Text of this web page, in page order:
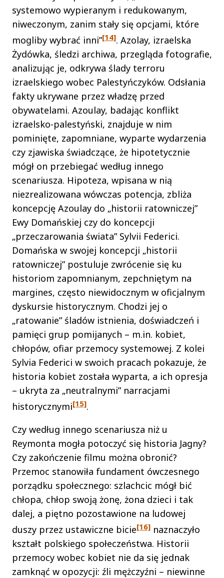
systemowo wypieranym i redukowanym,
niweczonym, zanim stały się opcjami, które
mogliby wybrać inni”[14]. Azolay, izraelska
Żydówka, śledzi archiwa, przegląda fotografie,
analizując je, odkrywa ślady terroru
izraelskiego wobec Palestyńczyków. Odsłania
fakty ukrywane przez władzę przed
obywatelami. Azoulay, badając konflikt
izraelsko-palestyński, znajduje w nim
pominięte, zapomniane, wyparte wydarzenia
czy zjawiska świadczące, że hipotetycznie
mógł on przebiegać według innego
scenariusza. Hipoteza, wpisana w nią
niezrealizowana wówczas potencja, zbliża
koncepcję Azoulay do „historii ratowniczej”
Ewy Domańskiej czy do koncepcji
„przeczarowania świata” Sylvii Federici.
Domańska w swojej koncepcji „historii
ratowniczej” postuluje zwrócenie się ku
historiom zapomnianym, zepchniętym na
margines, często niewidocznym w oficjalnym
dyskursie historycznym. Chodzi jej o
„ratowanie” śladów istnienia, doświadczeń i
pamięci grup pomijanych – m.in. kobiet,
chłopów, ofiar przemocy systemowej. Z kolei
Sylvia Federici w swoich pracach pokazuje, że
historia kobiet została wyparta, a ich opresja
– ukryta za „neutralnymi” narracjami
historycznymi[15].
Czy według innego scenariusza niż u
Reymonta mogła potoczyć się historia Jagny?
Czy zakończenie filmu można obronić?
Przemoc stanowiła fundament ówczesnego
porządku społecznego: szlachcic mógł bić
chłopa, chłop swoją żonę, żona dzieci i tak
dalej, a piętno pozostawione na ludowej
duszy przez ustawiczne bicie[16] naznaczyło
kształt polskiego społeczeństwa. Historii
przemocy wobec kobiet nie da się jednak
zamknąć w opozycji: źli mężczyźni – niewinne